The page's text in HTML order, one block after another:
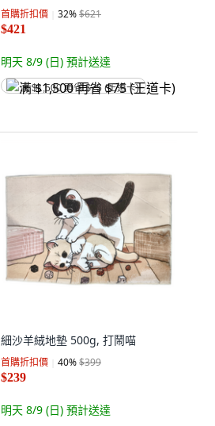
首購折扣價 32%$621
$421
明天 8/9 (日) 預計送達
满 $1,500 再省 $75 (王道卡)
細沙羊絨地墊 500g, 打鬧喵
首購折扣價 40%$399
$239
明天 8/9 (日) 預計送達